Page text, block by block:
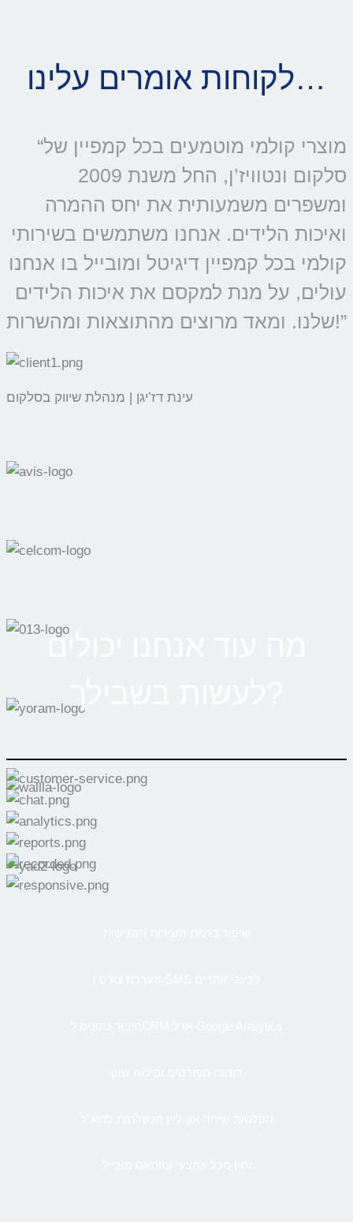
לקוחות אומרים עלינו…
“מוצרי קולמי מוטמעים בכל קמפיין של
סלקום ונטוויז’ן, החל משנת 2009
ומשפרים משמעותית את יחס ההמרה
ואיכות הלידים. אנחנו משתמשים בשירותי
קולמי בכל קמפיין דיגיטל ומובייל בו אנחנו
עולים, על מנת למקסם את איכות הלידים
שלנו. ומאד מרוצים מהתוצאות ומהשרות!”
עינת דז’יגן | מנהלת שיווק בסלקום
מה עוד אנחנו יכולים